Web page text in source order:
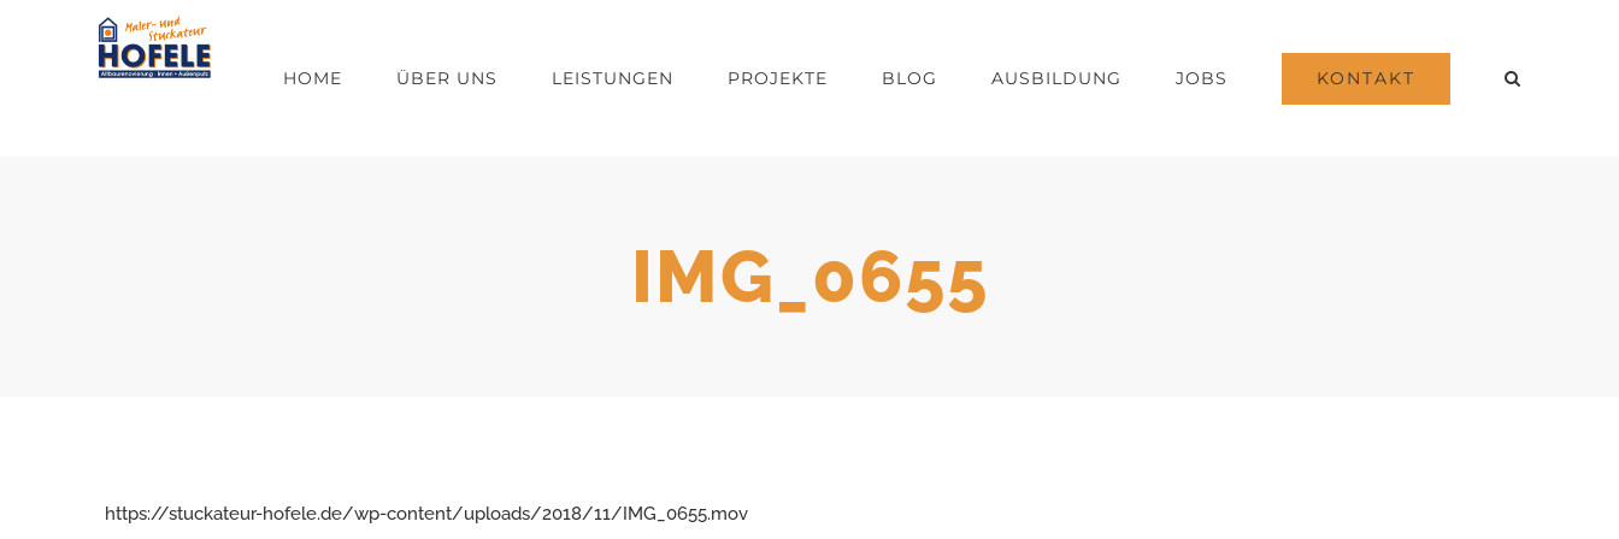
HOME ÜBER UNS LEISTUNGEN PROJEKTE BLOG AUSBILDUNG JOBS KONTAKT
IMG_0655
https://stuckateur-hofele.de/wp-content/uploads/2018/11/IMG_0655.mov